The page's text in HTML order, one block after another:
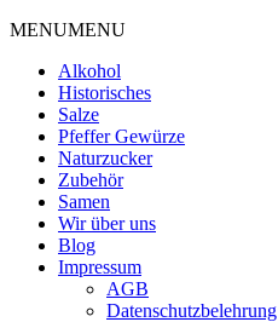
MENUMENU
Alkohol
Historisches
Salze
Pfeffer Gewürze
Naturzucker
Zubehör
Samen
Wir über uns
Blog
Impressum
AGB
Datenschutzbelehrung